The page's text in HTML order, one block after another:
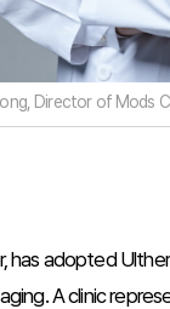
Director of Mods
has adopted
A clinic